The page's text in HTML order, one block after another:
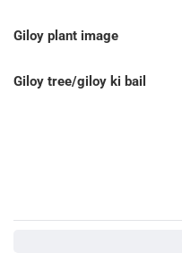
Giloy plant image
Giloy tree/giloy ki bail